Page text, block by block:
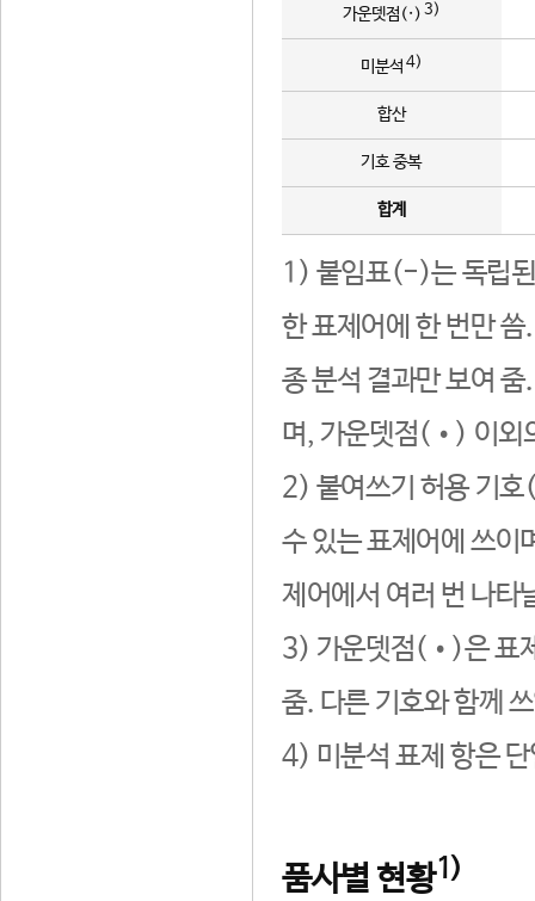
가운뎃점(·) 3)
미분석 4)
합산
기호 중복
합계
1) 붙임표(-)는 독립된
한 표제어에 한 번만
종 분석 결과만 보여
며, 가운뎃점(•) 이외
2) 붙여쓰기 허용 기호
수 있는 표제어에 쓰이
제어에서 여러 번 나타
3) 가운뎃점(•)은 표
줌. 다른 기호와 함께
4) 미분석 표제 항은
품사별 현황1)